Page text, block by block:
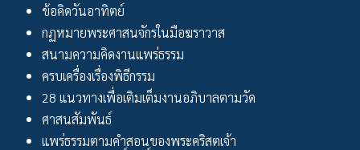
ข้อคิดวันอาทิตย์
กฏหมายพระศาสนจักรในมือฆราวาส
สนามความคิดงานแพร่ธรรม
ครบเครื่องเรื่องพิธีกรรม
28 แนวทางเพื่อเติมเต็มงานอภิบาลตามวัด
ศาสนสัมพันธ์
แพร่ธรรมตามคำสอนของพระคริสตเจ้า